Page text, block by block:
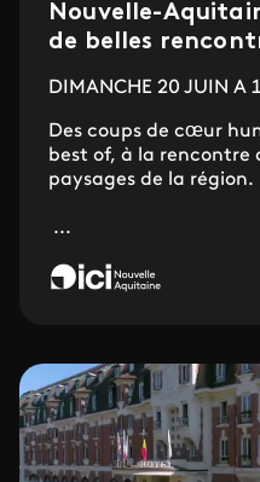
Nouvelle-
de belles
DIMANCHE 20 JUIN A
Des coups de cœur
best of, à la rencontre
paysages de la région.
...